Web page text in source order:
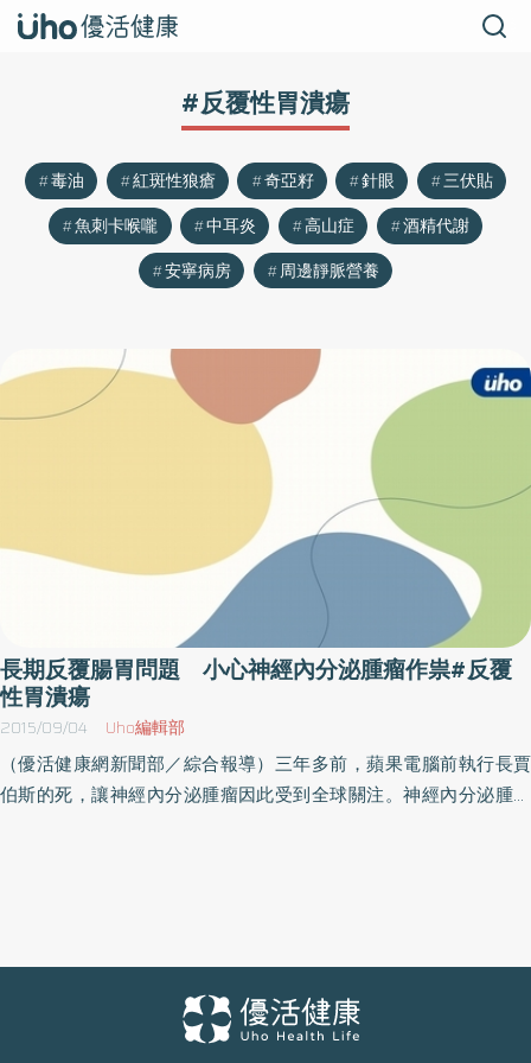
#反覆性胃潰瘍
毒油 紅斑性狼瘡 奇亞籽 針眼
三伏貼
魚刺卡喉嚨
中耳炎 高山症
酒精代謝
安寧病房
周邊靜脈營養
長期反覆腸胃問題 小心神經內分泌腫瘤作祟#反覆
性胃潰瘍
2015/09/04 Uho編輯部
（優活健康網新聞部／綜合報導）三年多前，蘋果電腦前執行長賈
伯斯的死，讓神經內分泌腫瘤因此受到全球關注。神經內分泌腫瘤
素的分泌，一旦出現細胞病變，就稱為神經內分泌腫瘤。鄭小湘醫
師解釋，神經內分泌腫瘤的發生原因不明，通常是在胚胎時期神經